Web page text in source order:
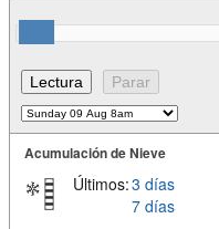
Acumulación de Nieve
Últimos:3 días
7 días